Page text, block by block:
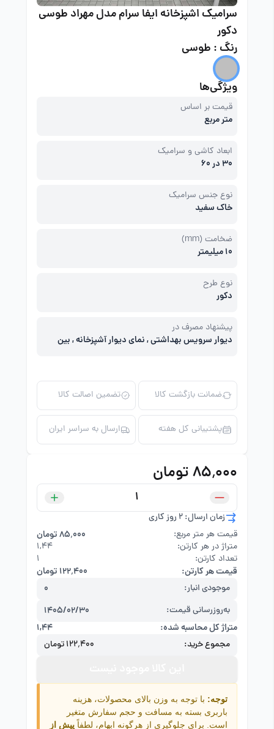
سرامیک اشپزخانه ایفا سرام مدل مهراد طوسی
دکور
رنگ : طوسی
ویژگی‌ها
قیمت بر اساس
متر مربع
ابعاد کاشی و سرامیک
30 در 60
نوع جنس سرامیک
خاک سفید
ضخامت (mm)
10 میلیمتر
نوع طرح
دکور
پیشنهاد مصرف در
دیوار سرویس بهداشتی , نمای دیوار آشپزخانه , بین
ضمانت بازگشت کالا تضمین اصالت کالا
پشتیبانی کل هفته ارسال به سراسر ایران
۸۵٬۰۰۰ تومان
زمان ارسال: 2 روز کاری
قیمت هر متر مربع:
۸۵٬۰۰۰ تومان
متراژ در هر کارتن:
۱,۴۴
تعداد کارتن:
1
قیمت هر کارتن: ۱۲۲٬۴۰۰ تومان
موجودی انبار: 0
به‌روزرسانی قیمت:
1405/02/30
متراژ کل محاسبه شده:
۱,۴۴
مجموع خرید: ۱۲۲٬۴۰۰ تومان
توجه: با توجه به وزن بالای محصولات، هزینه
باربری بسته به مسافت و حجم سفارش متغیر
است. برای جلوگیری از هرگونه ابهام، لطفاً پیش از